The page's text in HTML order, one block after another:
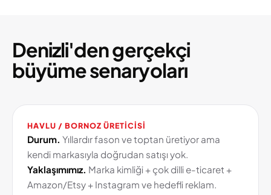
Denizli'den gerçekçi
büyüme senaryoları
HAVLU / BORNOZ ÜRETICISI
Durum. Yıllardır fason ve toptan üretiyor ama
kendi markasıyla doğrudan satışı yok.
Yaklaşımımız. Marka kimliği + çok dilli e-ticaret +
Amazon/Etsy + Instagram ve hedefli reklam.